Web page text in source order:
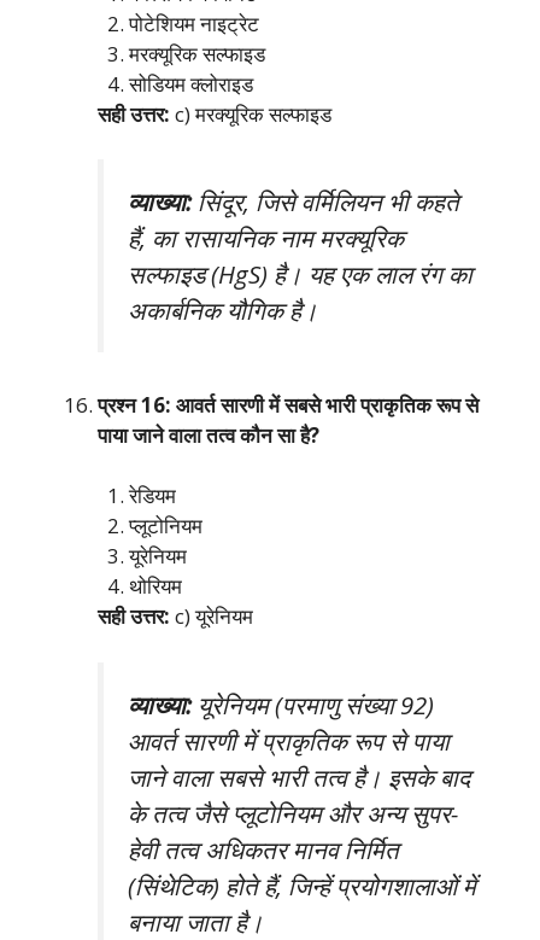
पोटेशियम नाइट्रेट
मरक्यूरिक सल्फाइड
सोडियम क्लोराइड
सही उत्तर: c) मरक्यूरिक सल्फाइड
व्याख्या:सिंदूर, जिसे वर्मिलियन भी कहते
हैं, का रासायनिक नाम मरक्यूरिक
सल्फाइड (HgS) है। यह एक लाल रंग का
अकार्बनिक यौगिक है।
प्रश्न 16: आवर्त सारणी में सबसे भारी प्राकृतिक रूप से
पाया जाने वाला तत्व कौन सा है?
रेडियम
प्लूटोनियम
यूरेनियम
थोरियम
सही उत्तर: c) यूरेनियम
व्याख्या:यूरेनियम (परमाणु संख्या 92)
आवर्त सारणी में प्राकृतिक रूप से पाया
जाने वाला सबसे भारी तत्व है। इसके बाद
के तत्व जैसे प्लूटोनियम और अन्य सुपर-
हेवी तत्व अधिकतर मानव निर्मित
(सिंथेटिक) होते हैं, जिन्हें प्रयोगशालाओं में
बनाया जाता है।